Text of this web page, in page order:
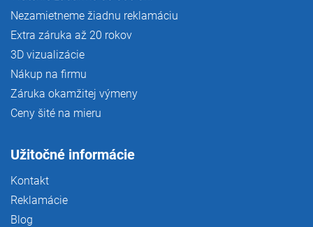
Nezamietneme žiadnu reklamáciu
Extra záruka až 20 rokov
3D vizualizácie
Nákup na firmu
Záruka okamžitej výmeny
Ceny šité na mieru
Užitočné informácie
Kontakt
Reklamácie
Blog